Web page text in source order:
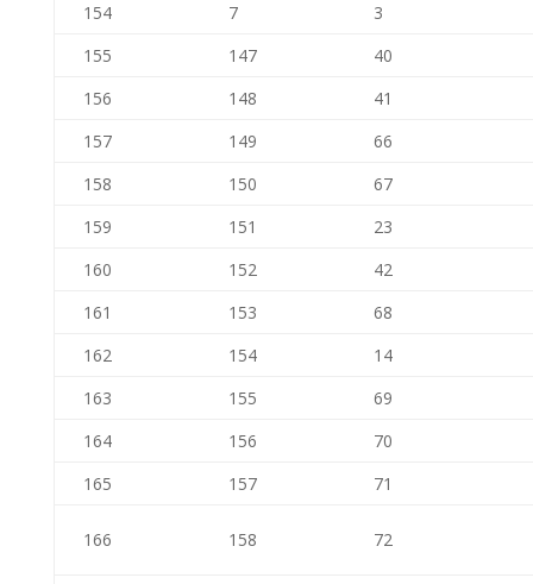
154
7
3
155
147
40
156
148
41
157
149
66
158
150
67
159
151
23
160
152
42
161
153
68
162
154
14
163
155
69
164
156
70
165
157 71
166 158 72